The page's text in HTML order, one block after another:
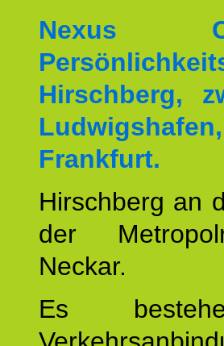
Nexus
Hirschberg,
Frankfurt.
Hirschberg an
der
Neckar.
Es